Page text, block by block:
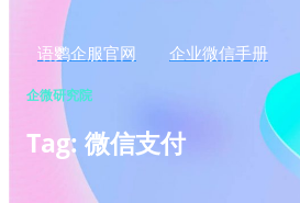
语鹦企服官网 企业微信手册
企微研究院
Tag: 微信支付